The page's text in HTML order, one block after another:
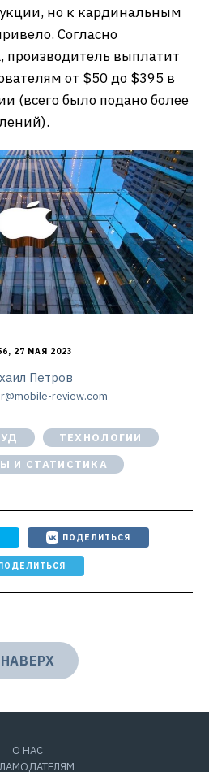
но к кардинальным
Согласно
производитель выплатит
от $50 до $395 в
(всего было подано более
27 МАЯ 2023
Петров
review.com
ТЕХНОЛОГИИ
И СТАТИСТИКА
ПОДЕЛИТЬСЯ
ПОДЕЛИТЬСЯ
НАВЕРХ
О НАС